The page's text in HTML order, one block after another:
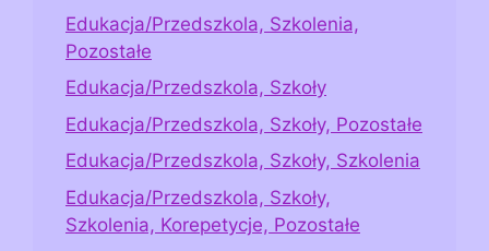
Edukacja/Przedszkola, Szkolenia,
Pozostałe
Edukacja/Przedszkola, Szkoły
Edukacja/Przedszkola, Szkoły, Pozostałe
Edukacja/Przedszkola, Szkoły, Szkolenia
Edukacja/Przedszkola, Szkoły,
Szkolenia, Korepetycje, Pozostałe